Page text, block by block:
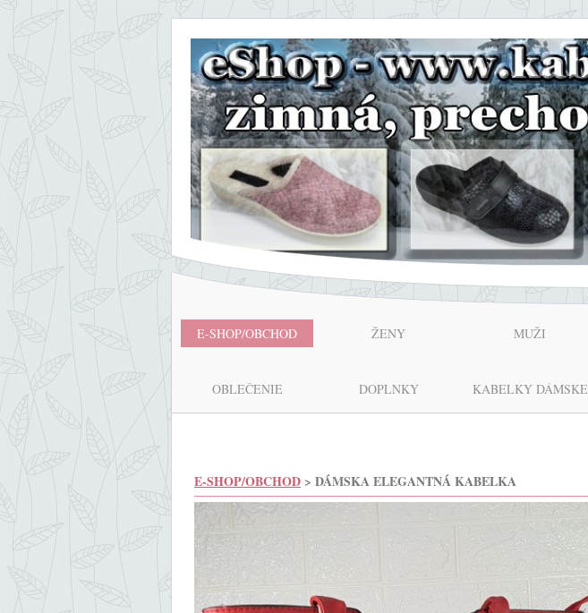
E-SHOP/OBCHOD ŽENY MUŽI
OBLEČENIE DOPLNKY KABELKY DÁMSKE
E-SHOP/OBCHOD > DÁMSKA ELEGANTNÁ KABELKA